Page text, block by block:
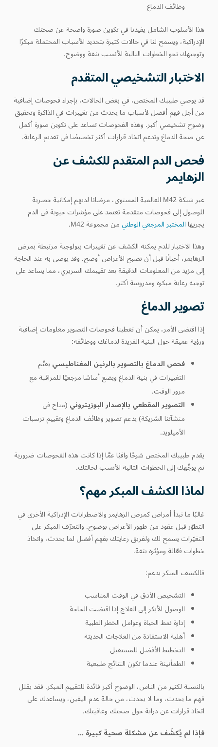
وظائف الدماغ
هذا الأسلوب الشامل يفيدنا في تكوين صورة واضحة عن صحتك
الإدراكية، ويسمح لنا في حالات كثيرة بتحديد الأسباب المحتملة مبكرًا
وتوجيهك نحو الخطوات التالية الأنسب بثقة ووضوح.
الاختبار التشخيصي المتقدم
قد يوصي طبيبك المختص، في بعض الحالات، بإجراء فحوصات إضافية
من أجل فهم أفضل لأسباب ما يحدث من تغييرات في الذاكرة وتحقيق
وضوح تشخيصي أكبر. وهذه الفحوصات تساعد على تكوين صورة أكمل
عن صحة الدماغ وتدعم اتخاذ قرارات أكثر تخصيصًا في تقديم الرعاية.
فحص الدم المتقدم للكشف عن
الزهايمر
عبر شبكة M42 العالمية المستوى، مرضانا لديهم إمكانية حصرية
للوصول إلى فحوصات متقدمة تعتمد على مؤشرات حيوية في الدم
يجريهاالمختبر المرجعي الوطنيمن مجموعة M42.
وهذا الاختبار للدم يمكنه الكشف عن تغييرات بيولوجية مرتبطة بمرض
الزهايمر، أحيانًا قبل أن تصبح الأعراض أوضح. وقد يوصى به عند الحاجة
إلى مزيد من المعلومات الدقيقة بعد تقييمك السريري، مما يساعد على
توجيه رعاية مبكرة ومدروسة أكثر.
تصوير الدماغ
إذا اقتضى الأمر، يمكن أن تعطينا فحوصات التصوير معلومات إضافية
ورؤية عميقة حول البنية الفريدة لدماغك ووظائفه:
فحص الدماغ بالتصوير بالرنين المغناطيسي يقيِّم
التغييرات في بنية الدماغ ويضع أساسًا مرجعيًا للمراقبة مع
مرور الوقت.
التصوير المقطعي بالإصدار البوزيتروني (متاح في
منشآتنا الشريكة) يدعم تصوير وظائف الدماغ وتقييم ترسبات
الأميلويد.
يقدم طبيبك المختص شرحًا وافيًا عمَّا إذا كانت هذه الفحوصات ضرورية
ثم يوجِّهك إلى الخطوات التالية الأنسب لحالتك.
لماذا الكشف المبكر مهم؟
غالبًا ما تبدأ أمراض كمرض الزهايمر والاضطرابات الإدراكية الأخرى في
التطوّر قبل عقود من ظهور الأعراض بوضوح. والتعرّف المبكر على
التغيّرات يسمح لك ولفريق رعايتك بفهم أفضل لما يحدث، واتخاذ
خطوات فعّالة ومؤثرة بثقة.
فالكشف المبكر يدعم:
التشخيص الأدق في الوقت المناسب
الوصول الأبكر إلى العلاج إذا اقتضت الحاجة
إدارة نمط الحياة وعوامل الخطر الطبية
أهلية الاستفادة من العلاجات الحديثة
التخطيط الأفضل للمستقبل
الطمأنينة عندما تكون النتائج طبيعية
بالنسبة لكثير من الناس، الوضوح أكبر فائدة للتقييم المبكر. فقد يقلل
فهم ما يحدث، وما لا يحدث، من حالة عدم اليقين، ويساعدك على
اتخاذ قرارات عن دراية حول صحتك وعافيتك.
فإذا لم يُكشَف عن مشكلة صحية كبيرة ...